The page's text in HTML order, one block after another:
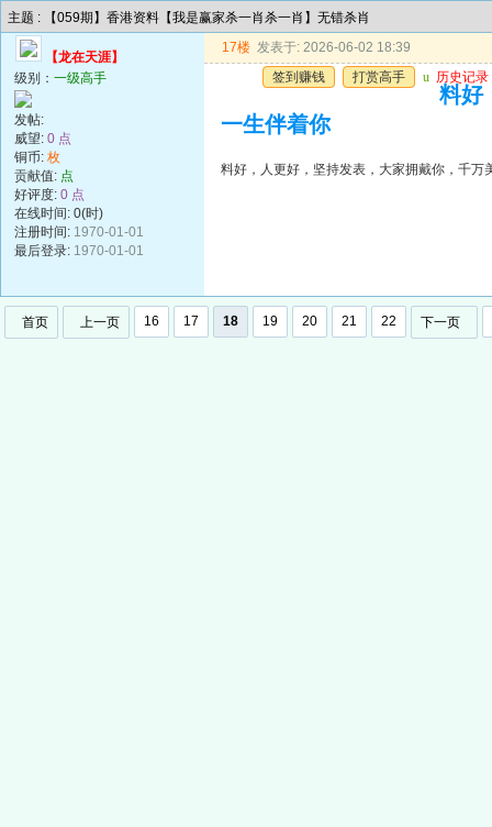
主题 : 【059期】香港资料【我是赢家杀一肖杀一肖】无错杀肖
【龙在天涯】
级别： 一级高手
发帖:
威望: 0 点
铜币: 枚
贡献值: 点
好评度: 0 点
在线时间: 0(时)
注册时间: 1970-01-01
最后登录: 1970-01-01
17楼 发表于: 2026-06-02 18:39
签到赚钱
打赏高手 u 历史记录
料好
一生伴着你
料好，人更好，坚持发表，大家拥戴你，千万
首页 上一页 16 17 18 19 20 21 22 下一页